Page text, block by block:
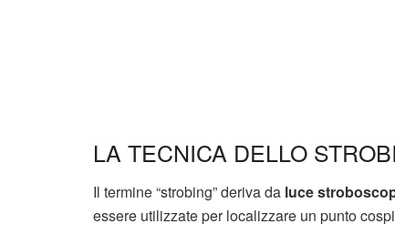
LA TECNICA DELLO
Il termine “strobing” deriva da luce
essere utilizzate per localizzare un punto